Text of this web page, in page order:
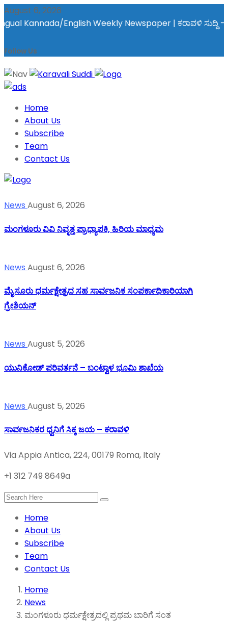
August 6, 2026
Kannada/English Weekly Newspaper | ಕರಾವಳಿ ಸುದ್ದಿ -
Follow Us
Home
About Us
Subscribe
Team
Contact Us
News August 6, 2026
ಮಂಗಳೂರು ವಿವಿ ನಿವೃತ್ತ ಪ್ರಾಧ್ಯಾಪಕಿ, ಹಿರಿಯ ಮಾಧ್ಯಮ
News August 6, 2026
ಮೈಸೂರು ಧರ್ಮಕ್ಷೇತ್ರದ ಸಹ ಸಾರ್ವಜನಿಕ ಸಂಪರ್ಕಾಧಿಕಾರಿಯಾಗಿ
ಗ್ರೇಶಿಯನ್
News August 5, 2026
ಯುನಿಕೋಡ್ ಪರಿವರ್ತನೆ – ಬಂಟ್ವಾಳ ಭೂಮಿ ಶಾಖೆಯ
News August 5, 2026
ಸಾರ್ವಜನಿಕರ ಧ್ವನಿಗೆ ಸಿಕ್ಕ ಜಯ – ಕರಾವಳಿ
Via Appia Antica, 224, 00179 Roma, Italy
+1 312 749 8649a
Home
About Us
Subscribe
Team
Contact Us
Home
News
ಮಂಗಳೂರು ಧರ್ಮಕ್ಷೇತ್ರದಲ್ಲಿ ಪ್ರಥಮ ಬಾರಿಗೆ ಸಂತ